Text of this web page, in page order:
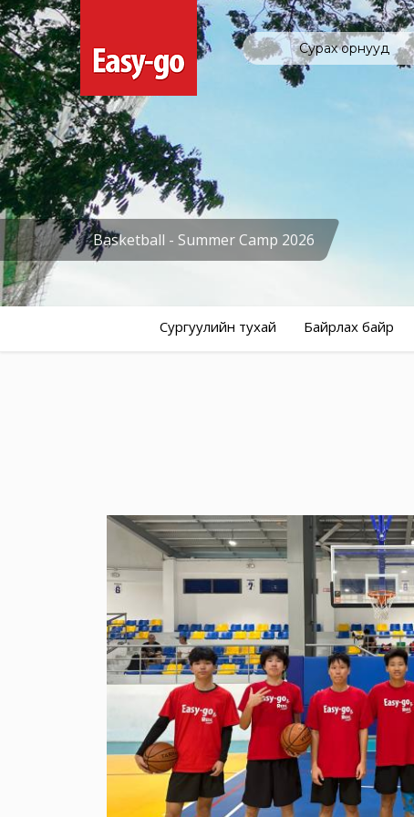
Сурах орнууд
Basketball - Summer Camp 2026
Сургуулийн тухай Байрлах байр